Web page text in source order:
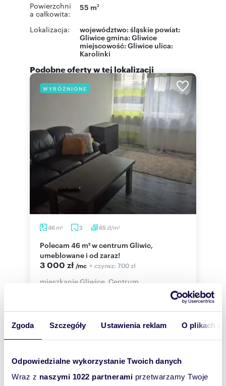
Zgoda Szczegóły Ustawienia reklam O plikach
Odpowiedzialne wykorzystanie Twoich danych
Wraz z naszymi 1022 partnerami przetwarzamy Twoje
Powierzchni
a całkowita:
55 m2
Lokalizacja: województwo: śląskie powiat:
Gliwicegmina: Gliwice
miejscowość: Gliwice ulica:
Karolinki
Podobne oferty w tej lokalizacji
WYRÓŻNIONE
46 m2 2 65 zł/m2
Polecam 46 m² w centrum Gliwic,
umeblowane i od zaraz!
3 000 zł /mc + czynsz: 700 zł
mieszkanie Gliwice, Centrum
GLIWICE Politechnika. Do wynajęcia mieszkanie w
wieżowcu przy ulicy Łużyckiej. Składasię z pokoju
WYRÓŻNIONE